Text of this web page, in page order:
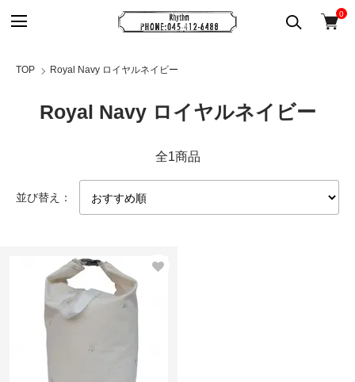
0
TOP Royal Navy ロイヤルネイビー
Royal Navy ロイヤルネイビー
全1商品
並び替え：